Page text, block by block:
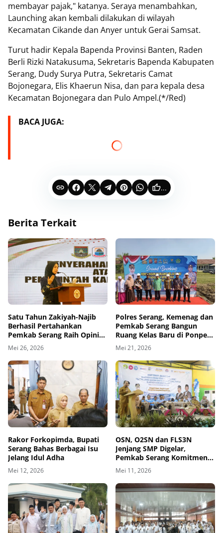
membayar pajak," katanya. Seraya menambahkan,
Launching akan kembali dilakukan di wilayah
Kecamatan Cikande dan Anyer untuk Gerai Samsat.
Turut hadir Kepala Bapenda Provinsi Banten, Raden
Berli Rizki Natakusuma, Sekretaris Bapenda Kabupaten
Serang, Dudy Surya Putra, Sekretaris Camat
Bojonegara, Elis Khaerun Nisa, dan para kepala desa
Kecamatan Bojonegara dan Pulo Ampel.(*/Red)
BACA JUGA:
...
Berita Terkait
Satu Tahun Zakiyah-Najib
Berhasil Pertahankan
Pemkab Serang Raih Opini
WTP BPK RI
Mei 26, 2026
Polres Serang, Kemenag dan
Pemkab Serang Bangun
Ruang Kelas Baru di Ponpes
Carenang
Mei 21, 2026
Rakor Forkopimda, Bupati
Serang Bahas Berbagai Isu
Jelang Idul Adha
Mei 12, 2026
OSN, O2SN dan FLS3N
Jenjang SMP Digelar,
Pemkab Serang Komitmen
Lakukan Pembinaan
Mei 11, 2026